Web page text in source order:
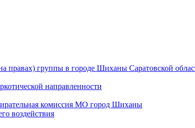
правах) группы в городе Шиханы Саратовской
направленности
комиссия МО город Шиханы
воздействия